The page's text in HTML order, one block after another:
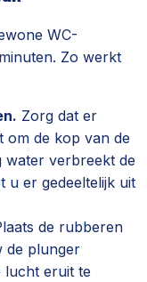
WC-
Zo werkt
Zorg dat er
om de kop van de
water verbreekt de
u er gedeeltelijk uit
de rubberen
de plunger
lucht eruit te